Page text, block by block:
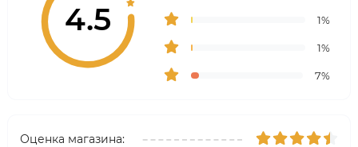
4.5 1%
1%
7%
Оценка магазина: